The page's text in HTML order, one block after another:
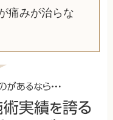
痛みが治らな